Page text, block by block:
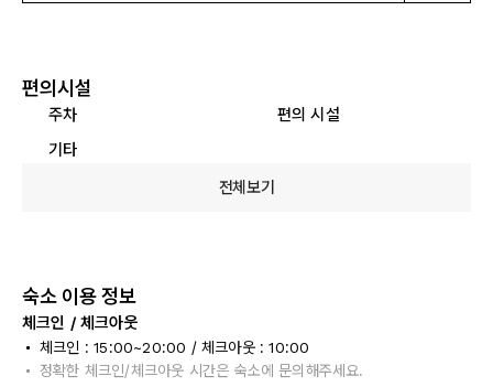
편의시설
주차
편의 시설
기타
전체보기
숙소 이용 정보
체크인 / 체크아웃
체크인 : 15:00~20:00 / 체크아웃 : 10:00
정확한 체크인/체크아웃 시간은 숙소에 문의해주세요.